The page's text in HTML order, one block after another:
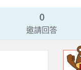
0
邀請回答